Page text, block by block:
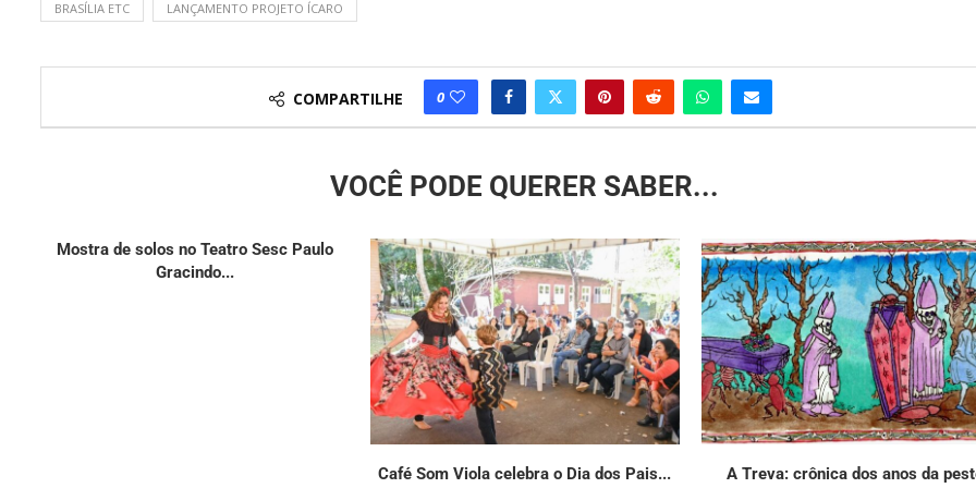
BRASÍLIA ETC LANÇAMENTO PROJETO ÍCARO
COMPARTILHE 0
VOCÊ PODE QUERER SABER...
Mostra de solos no Teatro Sesc Paulo
Gracindo...
Café Som Viola celebra o Dia dos Pais... A Treva: crônica dos anos da